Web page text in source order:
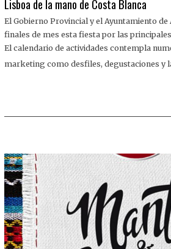
Lisboa de la mano de Costa Blanca
El Gobierno Provincial y el Ayuntamiento
finales de mes esta fiesta por las
El calendario de actividades contempla
marketing como desfiles, degustaciones y